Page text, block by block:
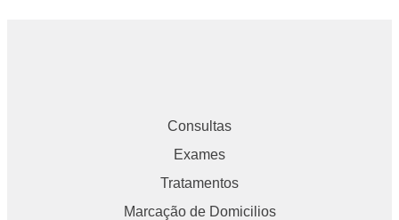
Consultas
Exames
Tratamentos
Marcação de Domicilios